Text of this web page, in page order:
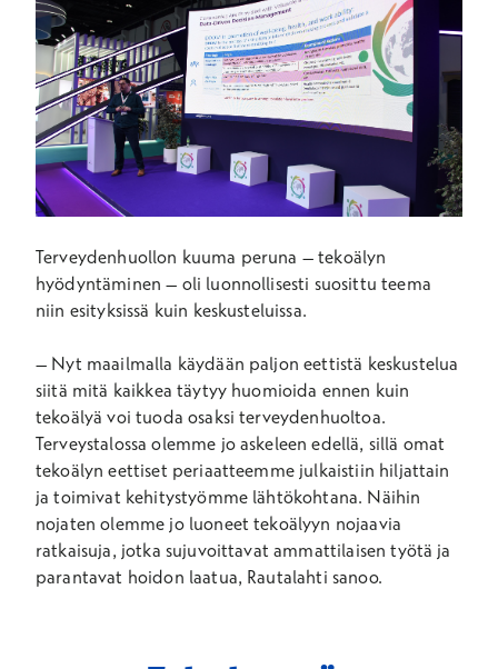
Terveydenhuollon kuuma peruna – tekoälyn
hyödyntäminen – oli luonnollisesti suosittu teema
niin esityksissä kuin keskusteluissa.
– Nyt maailmalla käydään paljon eettistä keskustelua
siitä mitä kaikkea täytyy huomioida ennen kuin
tekoälyä voi tuoda osaksi terveydenhuoltoa.
Terveystalossa olemme jo askeleen edellä, sillä omat
tekoälyn eettiset periaatteemme julkaistiin hiljattain
ja toimivat kehitystyömme lähtökohtana. Näihin
nojaten olemme jo luoneet tekoälyyn nojaavia
ratkaisuja, jotka sujuvoittavat ammattilaisen työtä ja
parantavat hoidon laatua, Rautalahti sanoo.